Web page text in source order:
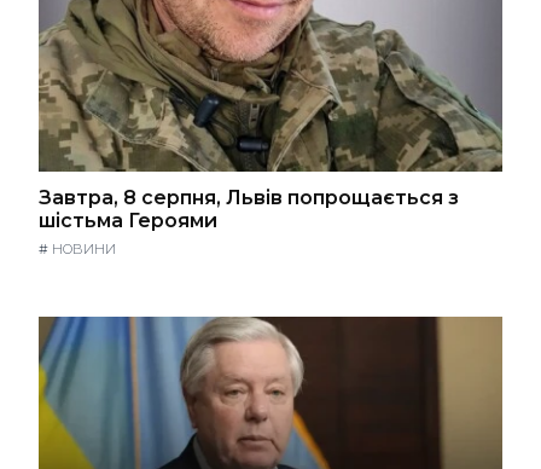
Завтра, 8 серпня, Львів попрощається з
шістьма Героями
# НОВИНИ